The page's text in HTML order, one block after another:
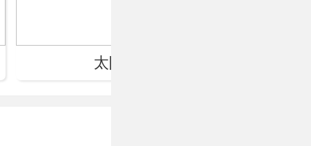
太阳岛